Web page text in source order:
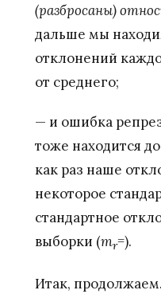
(разбросаны)
дальше мы
отклонений
от среднего;
— и ошибка
тоже находится
как раз наше
некоторое
стандартное
выборки (mr=).
Итак,